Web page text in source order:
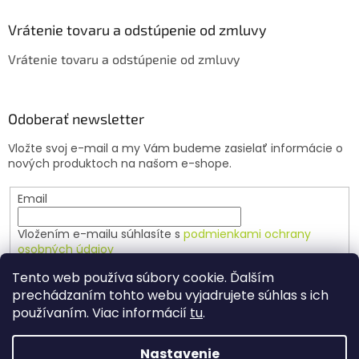
Tento web používa súbory cookie. Ďalším
prechádzaním tohto webu vyjadrujete súhlas s ich
používaním. Viac informácií tu.
Nastavenie
s
Vrátenie tovaru a odstúpenie od zmluvy
Vrátenie tovaru a odstúpenie od zmluvy
Odoberať newsletter
Vložte svoj e-mail a my Vám budeme zasielať informácie o
nových produktoch na našom e-shope.
Email
Vložením e-mailu súhlasíte s podmienkami ochrany
osobných údajov
PRIHLÁSIŤ SA